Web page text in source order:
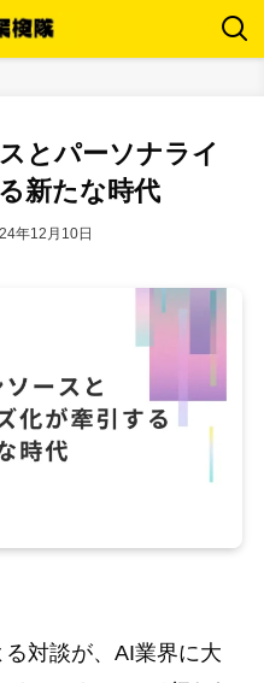
とパーソナライ
新たな時代
年12月10日
対談が、AI業界に大